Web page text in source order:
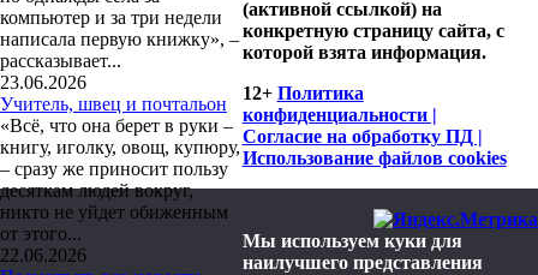
компьютер и за три недели
написала первую книжку», –
рассказывает...
23.06.2026
Учитель, швец и почтальон
«Всё, что она берет в руки –
книгу, иголку, овощ, купюру,
– сразу же приносит пользу
десяткам людей вокруг,
никто не уйдет обиженным
от этого...
22.06.2026
(активной ссылкой) на
конкретную страницу сайта, с
которой взята информация.
12+ Политика
конфиденциальности |
Согласие на обработку ПД |
Использование файлов cookies
Мы используем куки для
наилучшего представления